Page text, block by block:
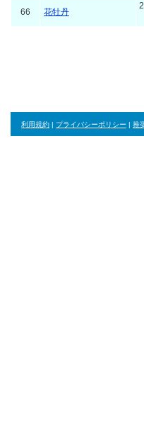
66 花牡丹
利用規約 | プライバシーポリシー | 推